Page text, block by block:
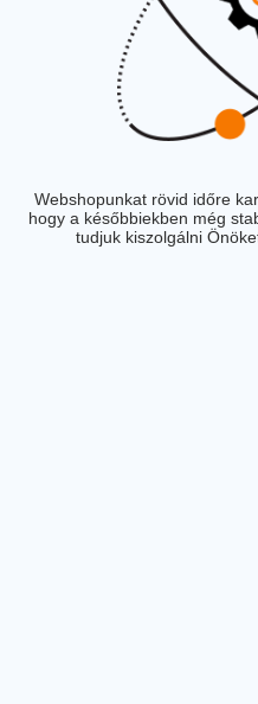
Webshopunkat rövid időre
hogy a későbbiekben még
tudjuk kiszolgálni